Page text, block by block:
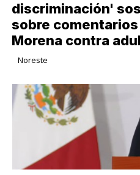
discriminación'
sobre
Morena contra
Noreste